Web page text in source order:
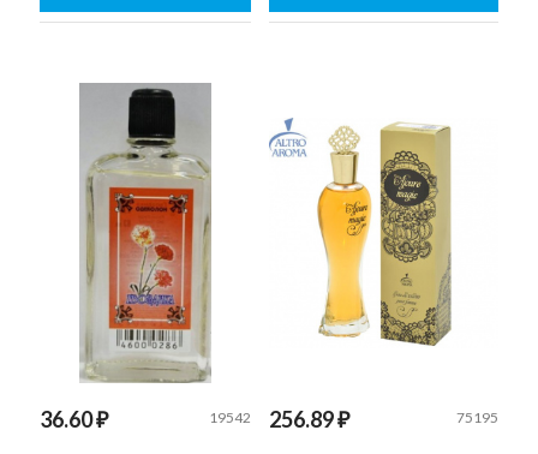
36.60 ₽ 19542 256.89 ₽ 75195